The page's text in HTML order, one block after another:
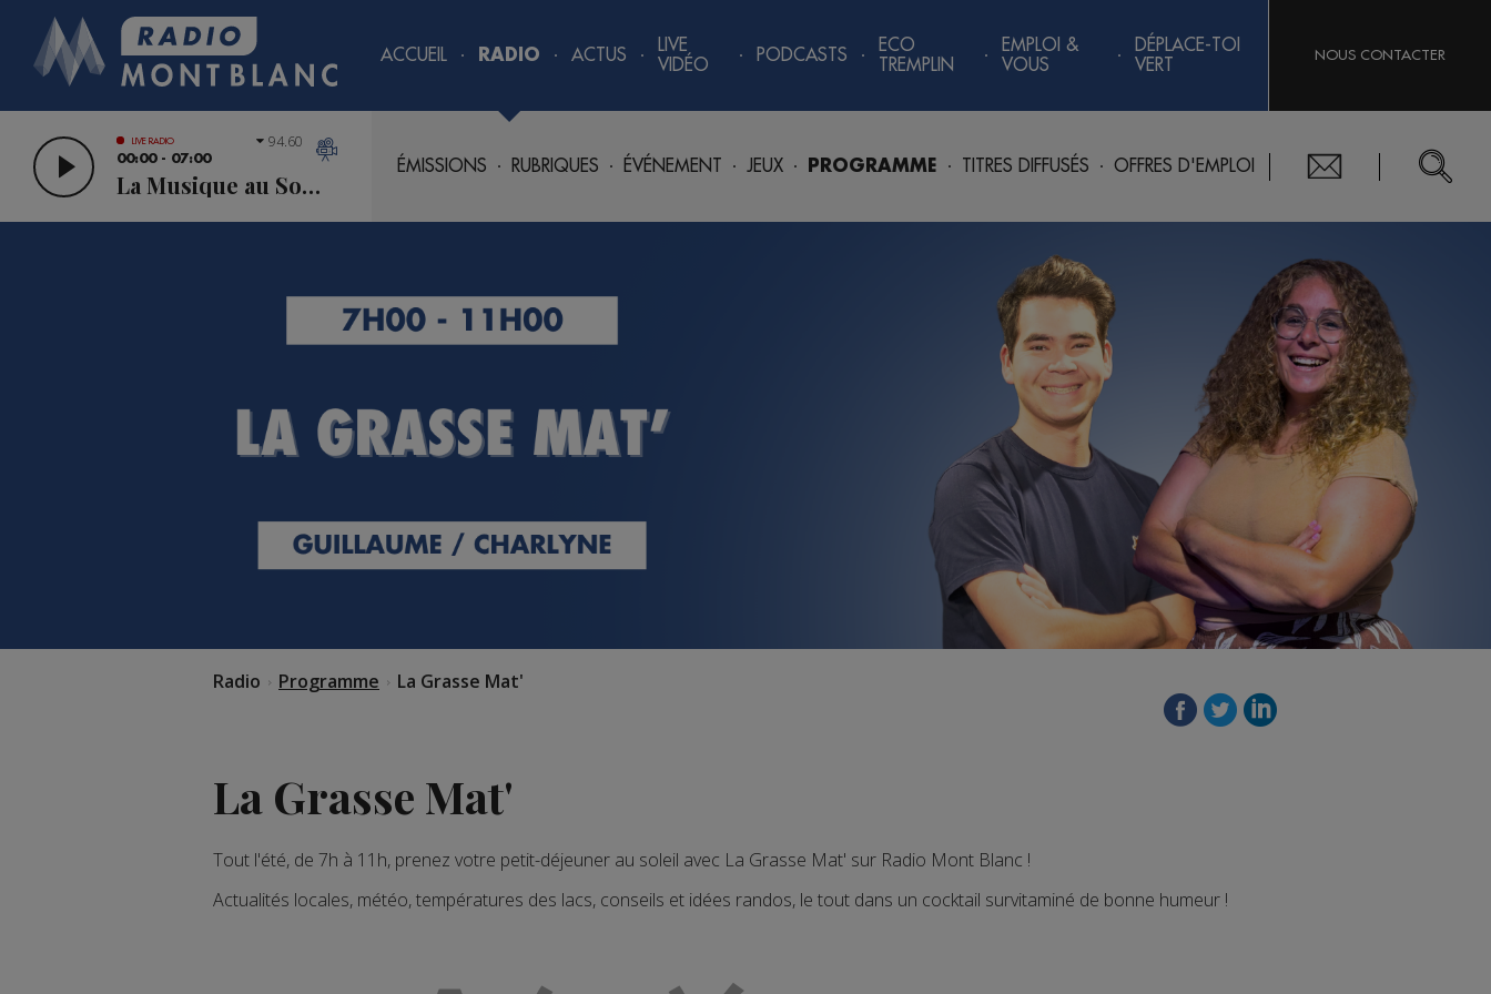
ACCUEIL RADIO
ÉMISSIONS RUBRIQUES ÉVÉNEMENT JEUX PROGRAMME TITRES DIFFUSÉS OFFRES D'EMPLOI
ACTUS
LIVE
VIDÉO
PODCASTS
ECO
TREMPLIN
EMPLOI &
VOUS
DÉPLACE-TOI
VERT
NOUS CONTACTER
LIVE RADIO
00:00 - 07:00
La Musique au Sommet
94.60
Radio Programme La Grasse Mat'
La Grasse Mat'
Tout l'été, de 7h à 11h, prenez votre petit-déjeuner au soleil avec La Grasse Mat' sur Radio Mont Blanc !
Actualités locales, météo, températures des lacs, conseils et idées randos, le tout dans un cocktail survitaminé de bonne humeur !